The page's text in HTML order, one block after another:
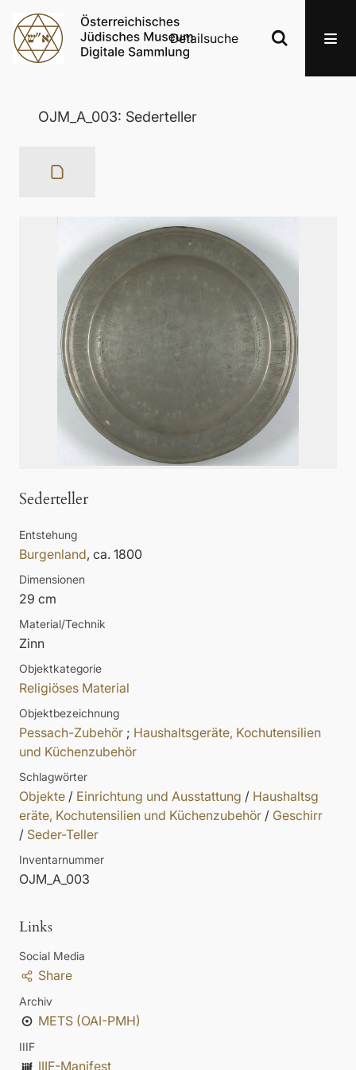
Detailsuche
OJM_A_003: Sederteller
Sederteller
Entstehung
Burgenland, ca. 1800
Dimensionen
29 cm
Material/Technik
Zinn
Objektkategorie
Religiöses Material
Objektbezeichnung
Pessach-Zubehör ; Haushaltsgeräte, Kochutensilien
und Küchenzubehör
Schlagwörter
Objekte / Einrichtung und Ausstattung / Haushaltsg
eräte, Kochutensilien und Küchenzubehör / Geschirr
/ Seder-Teller
Inventarnummer
OJM_A_003
Links
Social Media
Share
Archiv
METS (OAI-PMH)
IIIF
IIIF-Manifest